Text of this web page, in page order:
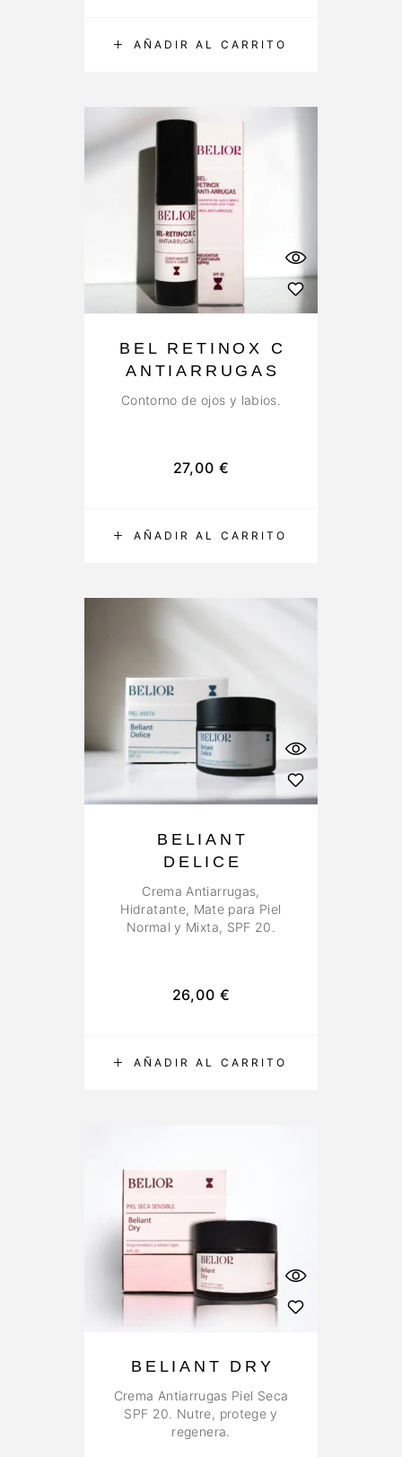
AÑADIR AL CARRITO
AÑADIR AL CARRITO
BEL RETINOX C
ANTIARRUGAS
Contorno de ojos y labios.
27,00 €
AÑADIR AL CARRITO
BELIANT
DELICE
Crema Antiarrugas,
Hidratante, Mate para Piel
Normal y Mixta, SPF 20.
26,00 €
BELIANT DRY
Crema Antiarrugas Piel Seca
SPF 20. Nutre, protege y
regenera.